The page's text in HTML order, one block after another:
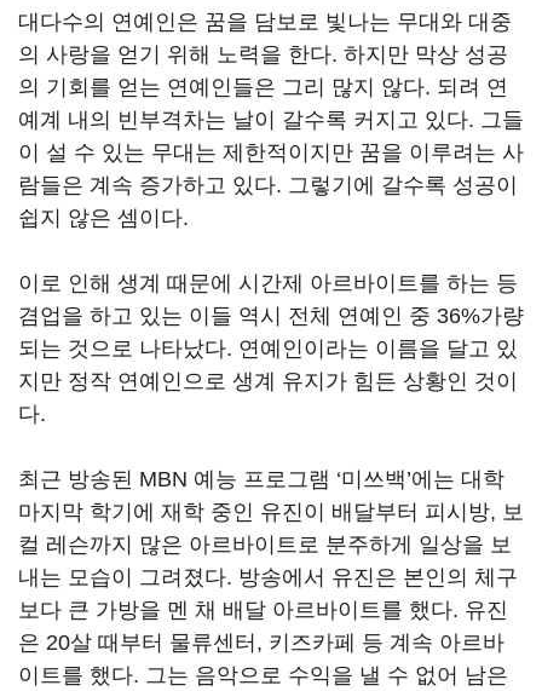
대다수의 연예인은 꿈을 담보로 빛나는 무대와 대중
의 사랑을 얻기 위해 노력을 한다. 하지만 막상 성공
의 기회를 얻는 연예인들은 그리 많지 않다. 되려 연
예계 내의 빈부격차는 날이 갈수록 커지고 있다. 그들
이 설 수 있는 무대는 제한적이지만 꿈을 이루려는 사
람들은 계속 증가하고 있다. 그렇기에 갈수록 성공이
쉽지 않은 셈이다.
이로 인해 생계 때문에 시간제 아르바이트를 하는 등
겸업을 하고 있는 이들 역시 전체 연예인 중 36%가량
되는 것으로 나타났다. 연예인이라는 이름을 달고 있
지만 정작 연예인으로 생계 유지가 힘든 상황인 것이
다.
최근 방송된 MBN 예능 프로그램 ‘미쓰백’에는 대학
마지막 학기에 재학 중인 유진이 배달부터 피시방, 보
컬 레슨까지 많은 아르바이트로 분주하게 일상을 보
내는 모습이 그려졌다. 방송에서 유진은 본인의 체구
보다 큰 가방을 멘 채 배달 아르바이트를 했다. 유진
은 20살 때부터 물류센터 , 키즈카페 등 계속 아르바
이트를 했다. 그는 음악으로 수익을 낼 수 없어 남은